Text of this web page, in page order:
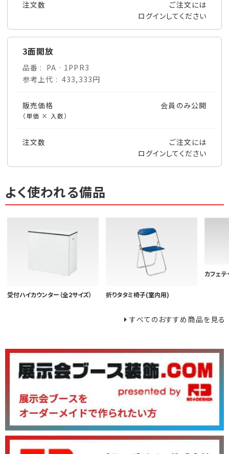
注文数
ご注文には
ログインしてください
3面開放
品番
PA‐1PPR3
参考上代
433,333円
販売価格
（単価 × 入数）
会員のみ公開
注文数
ご注文には
ログインしてください
よく使われる備品
受付ハイカウンター（全2サイズ） 折りタタミ椅子(室内用)
カフェ
すべてのおすすめ商品を見る